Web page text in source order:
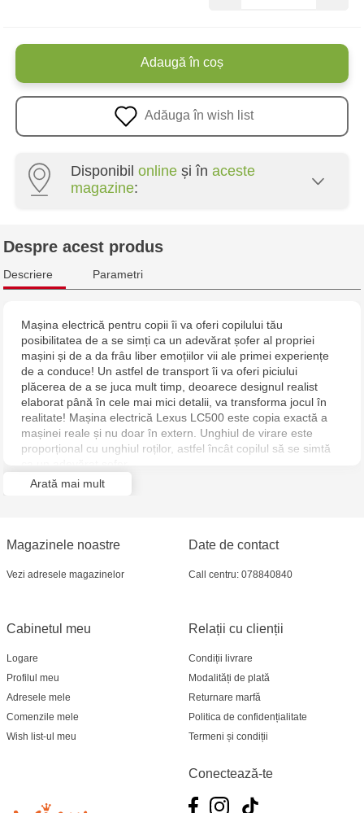
Adaugă în coș
Adăuga în wish list
Disponibil online și în aceste
magazine:
Jucarenia Buiucani Alfa
Jucărenia Cahul - str. Ștefan cel Mare, 29А
Multistore Soroca - bd. Ștefan cel Mare, 110
Jucărenia Bălți- EviMall, et2
MultiStore Căușeni- str. Iurii Gagarin 24
Despre acest produs
Descriere Parametri
Mașina electrică pentru copii îi va oferi copilului tău
posibilitatea de a se simți ca un adevărat șofer al propriei
mașini și de a da frâu liber emoțiilor vii ale primei experiențe
de a conduce! Un astfel de transport îi va oferi piciului
plăcerea de a se juca mult timp, deoarece designul realist
elaborat până în cele mai mici detalii, va transforma jocul în
realitate! Mașina electrică Lexus LC500 este copia exactă a
mașinei reale și nu doar în extern. Unghiul de virare este
proporțional cu unghiul roților, astfel încât copilul să se simtă
Arată mai mult
Magazinele noastre
Vezi adresele magazinelor
Relații cu clienții
Condiții livrare
Modalități de plată
Returnare marfă
Politica de confidențialitate
Termeni și condiții
Cabinetul meu
Logare
Profilul meu
Adresele mele
Comenzile mele
Wish list-ul meu
Date de contact
Call centru: 078840840
Conectează-te